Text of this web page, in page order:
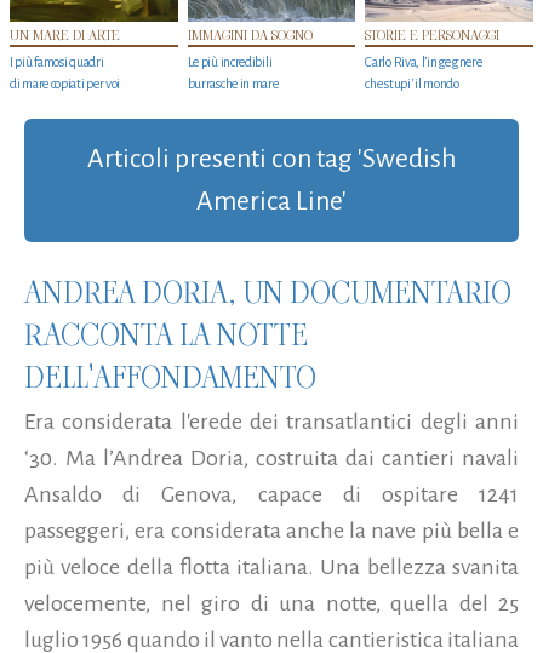
UN MARE DI ARTE
I più famosi quadri
di mare copiati per voi
IMMAGINI DA SOGNO
Le più incredibili
burrasche in mare
STORIE E PERSONAGGI
Carlo Riva, l’ingegnere
che stupi' il mondo
Articoli presenti con tag 'Swedish
America Line'
ANDREA DORIA, UN DOCUMENTARIO
RACCONTA LA NOTTE
DELL'AFFONDAMENTO
Era considerata l'erede dei transatlantici degli anni
‘30. Ma l’Andrea Doria, costruita dai cantieri navali
Ansaldo di Genova, capace di ospitare 1241
passeggeri, era considerata anche la nave più bella e
più veloce della flotta italiana. Una bellezza svanita
velocemente, nel giro di una notte, quella del 25
luglio 1956 quando il vanto nella cantieristica italiana